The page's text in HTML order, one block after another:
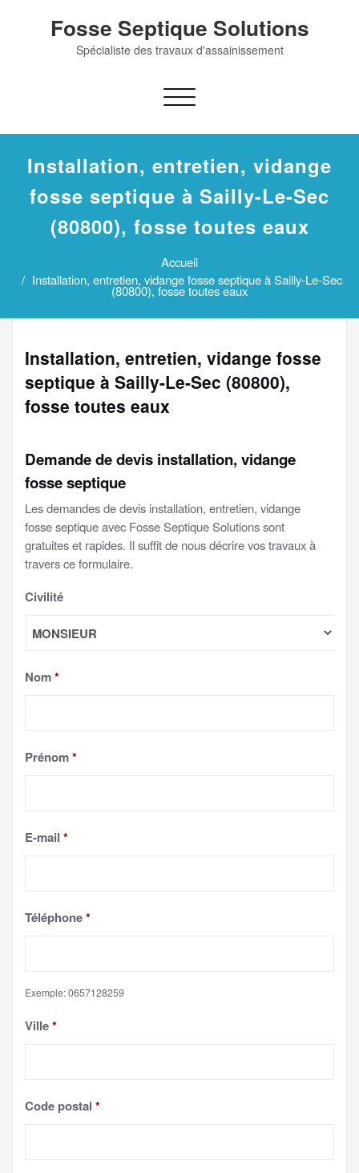
Fosse Septique Solutions
Spécialiste des travaux d'assainissement
Afficher/masquer
navigation
Installation, entretien, vidange
fosse septique à Sailly-Le-Sec
(80800), fosse toutes eaux
Accueil
Installation, entretien, vidange fosse septique à Sailly-Le-Sec
(80800), fosse toutes eaux
Installation, entretien, vidange fosse
septique à Sailly-Le-Sec (80800),
fosse toutes eaux
Demande de devis installation, vidange
fosse septique
Les demandes de devis installation, entretien, vidange
fosse septique avec Fosse Septique Solutions sont
gratuites et rapides. Il suffit de nous décrire vos travaux à
travers ce formulaire.
Civilité
Nom*
Prénom*
E-mail *
Téléphone*
Exemple: 0657128259
Ville*
Code postal *